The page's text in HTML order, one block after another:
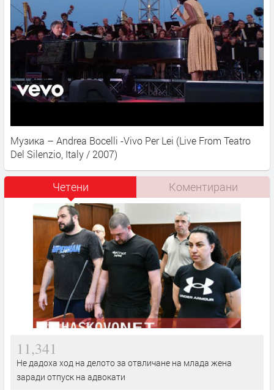
Музика – Andrea Bocelli -Vivo Per Lei (Live From Teatro
Del Silenzio, Italy / 2007)
Четени Коментирани
11,341
Не дадоха ход на делото за отвличане на млада жена
заради отпуск на адвокати